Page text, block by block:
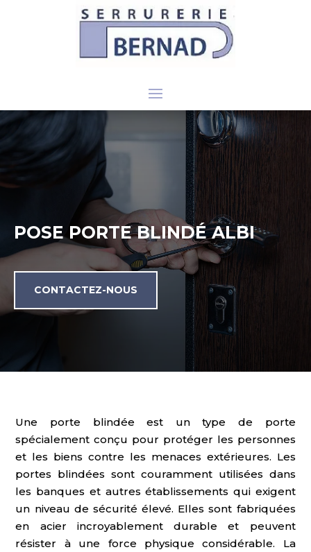
POSE PORTE BLINDÉ ALBI
CONTACTEZ-NOUS
Une porte blindée est un type de porte
spécialement conçu pour protéger les personnes
et les biens contre les menaces extérieures. Les
portes blindées sont couramment utilisées dans
les banques et autres établissements qui exigent
un niveau de sécurité élevé. Elles sont fabriquées
en acier incroyablement durable et peuvent
résister à une force physique considérable. La